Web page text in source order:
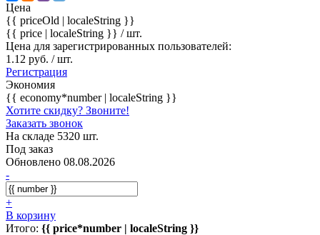
Цена
{{ priceOld | localeString }}
{{ price | localeString }} / шт.
Цена для зарегистрированных пользователей:
1.12 руб. / шт.
Регистрация
Экономия
{{ economy*number | localeString }}
Хотите скидку? Звоните!
Заказать звонок
На складе 5320 шт.
Под заказ
Обновлено 08.08.2026
-
+
В корзину
Итого: {{ price*number | localeString }}